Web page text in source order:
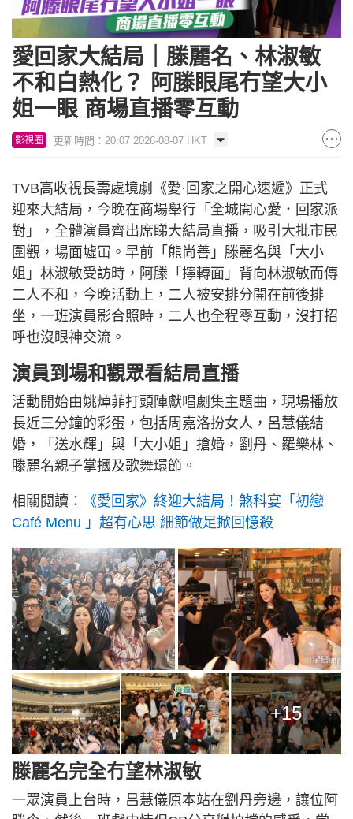
愛回家大結局｜滕麗名、林淑敏
不和白熱化？ 阿滕眼尾冇望大小
姐一眼 商場直播零互動
影視圈 更新時間：20:07 2026-08-07 HKT
TVB高收視長壽處境劇《愛·回家之開心速遞》正式
迎來大結局，今晚在商場舉行「全城開心愛．回家派
對」，全體演員齊出席睇大結局直播，吸引大批市民
圍觀，場面墟冚。早前「熊尚善」滕麗名與「大小
姐」林淑敏受訪時，阿滕「擰轉面」背向林淑敏而傳
二人不和，今晚活動上，二人被安排分開在前後排
坐，一班演員影合照時，二人也全程零互動，沒打招
呼也沒眼神交流。
演員到場和觀眾看結局直播
活動開始由姚焯菲打頭陣獻唱劇集主題曲，現場播放
長近三分鐘的彩蛋，包括周嘉洛扮女人，呂慧儀結
婚，「送水輝」與「大小姐」搶婚，劉丹、羅樂林、
滕麗名親子掌摑及歌舞環節。
相關閱讀：
《愛回家》終迎大結局！煞科宴「初戀
Café Menu 」超有心思 細節做足掀回憶殺
+15
滕麗名完全冇望林淑敏
一眾演員上台時，呂慧儀原本站在劉丹旁邊，讓位阿